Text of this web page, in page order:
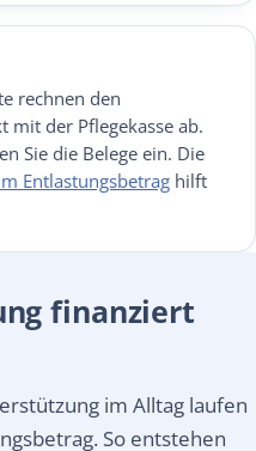
rechnen den
mit der Pflegekasse ab.
Sie die Belege ein. Die
Entlastungsbetraghilft
finanziert
im Alltag laufen
So entstehen